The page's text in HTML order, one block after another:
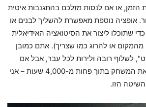
הזמן, או אם לנסות מזלכם בהתגנבות איטית
אופציה נוספת מאפשרת להשליך לבנים או
שתוכלו ליצור את הסיטואציה האידיאלית
מהמקום או להרוג כמו שצריך). אתם כמובן
לשלוף רובה ולירות לכל עבר, אבל אם
אתם מעוניינים לסיים את המשחק בתוך פחות מ-4,000 שעות – אני
הזו.